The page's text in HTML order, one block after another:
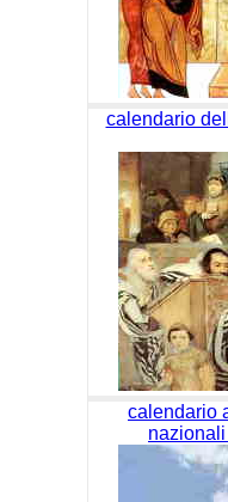
calendario
calendario